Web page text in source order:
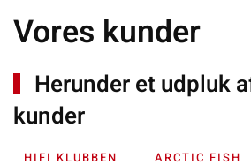
Vores kunder
Herunder et udpluk
kunder
HIFI KLUBBEN
ARCTIC FISH